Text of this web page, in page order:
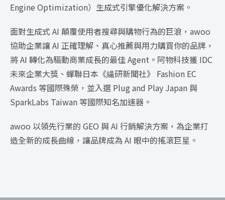
Engine Optimization）生成式引擎優化解決方案。
面對生成式 AI 顛覆使用者搜尋與購物行為的巨浪，awoo
協助企業讓 AI 正確理解、真心推薦與用力購買你的品牌，
將 AI 轉化為驅動商業成長的最佳 Agent。阿物科技獲 IDC
未來企業大獎、蟬聯日本《繊研新聞社》 Fashion EC
Awards 等國際殊榮，並入選 Plug and Play Japan 與
SparkLabs Taiwan 等國際知名加速器。
awoo 以領先行業的 GEO 與 AI 行銷解決方案，為企業打
造全新的成長曲線，讓品牌成為 AI 眼中的搖滾巨星。